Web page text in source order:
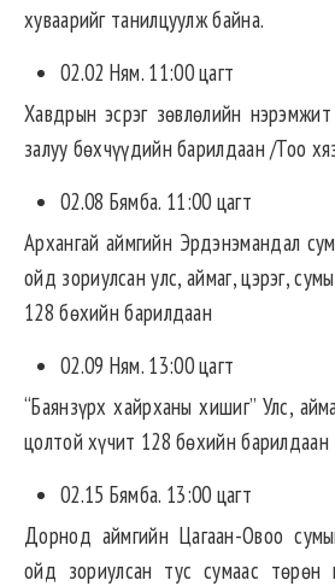
хуваарийг танилцуулж байна.
02.02 Ням. 11:00 цагт
Хавдрын эсрэг зөвлөлийн
залуу бөхчүүдийн барилдаан /Тоо
02.08 Бямба. 11:00 цагт
Архангай аймгийн Эрдэнэмандал
ойд зориулсан улс, аймаг, цэрэг,
128 бөхийн барилдаан
02.09 Ням. 13:00 цагт
“Баянзүрх хайрханы хишиг” Улс,
цолтой хүчит 128 бөхийн барилдаан
02.15 Бямба. 13:00 цагт
Дорнод аймгийн Цагаан-Овоо
ойд зориулсан тус сумаас төрөн